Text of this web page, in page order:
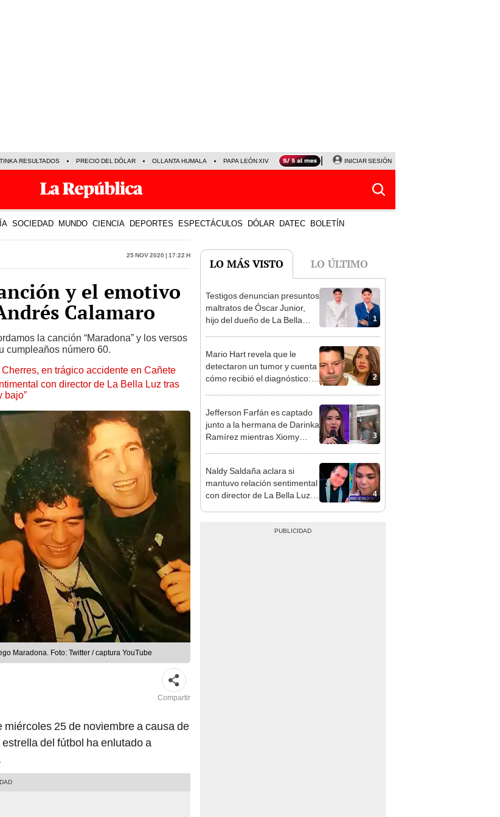
TINKA RESULTADOS PRECIO DEL DÓLAR OLLANTA HUMALA PAPA LEÓN XIV NALDY SALDAÑA LA BELLA LUZ
INICIAR SESIÓN
SOCIEDAD MUNDO CIENCIA DEPORTES ESPECTÁCULOS DÓLAR DATEC BOLETÍN
25 Nov 2020 | 17:22 h
y el emotivo
Calamaro
la canción “Maradona” y los versos
cumpleaños número 60.
en trágico accidente en Cañete
con director de La Bella Luz tras
bajo”
Maradona. Foto: Twitter / captura YouTube
Compartir
miércoles 25 de noviembre a causa de
del fútbol ha enlutado a
LO MÁS VISTO LO ÚLTIMO
1
Testigos denuncian presuntos
maltratos de Óscar Junior,
hijo del dueño de La Bella
2
Mario Hart revela que le
detectaron un tumor y cuenta
cómo recibió el diagnóstico:
3
Jefferson Farfán es captado
junto a la hermana de Darinka
Ramírez mientras Xiomy
4
Naldy Saldaña aclara si
mantuvo relación sentimental
con director de La Bella Luz